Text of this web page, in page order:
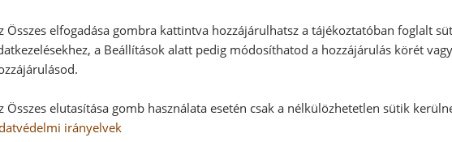
található:
Torták
Kérjük, vegye figyelembe saját
A sütési idő lejárta után a sütő
percig benne hagyjuk. Utána
Összes elfogadása gombra kattintva hozzájárulhatsz a tájékoztatóban foglalt
a Beállítások alatt pedig módosíthatod a hozzájárulás körét
Összes elutasítása gomb használata esetén csak a nélkülözhetetlen sütik
irányelvek